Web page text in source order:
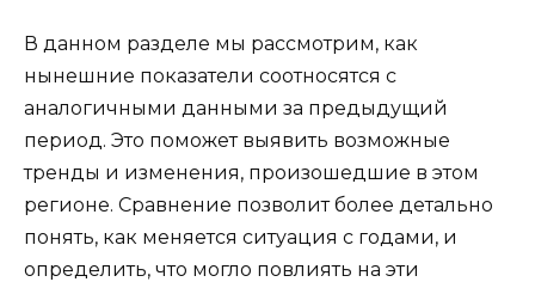
В данном разделе мы рассмотрим, как
нынешние показатели соотносятся с
аналогичными данными за предыдущий
период. Это поможет выявить возможные
тренды и изменения, произошедшие в этом
регионе. Сравнение позволит более детально
понять, как меняется ситуация с годами, и
определить, что могло повлиять на эти